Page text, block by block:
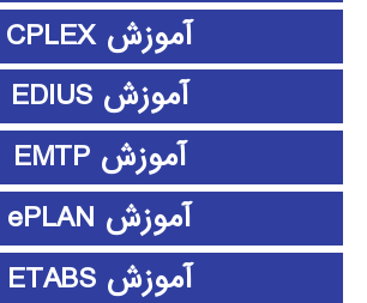
آموزش CPLEX
آموزش EDIUS
آموزش EMTP
آموزش ePLAN
آموزش ETABS